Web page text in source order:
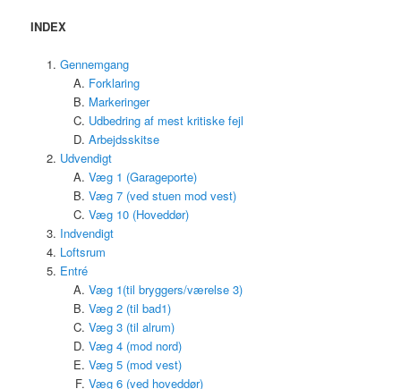
INDEX
Gennemgang
Forklaring
Markeringer
Udbedring af mest kritiske fejl
Arbejdsskitse
Udvendigt
Væg 1 (Garageporte)
Væg 7 (ved stuen mod vest)
Væg 10 (Hoveddør)
Indvendigt
Loftsrum
Entré
Væg 1(til bryggers/værelse 3)
Væg 2 (til bad1)
Væg 3 (til alrum)
Væg 4 (mod nord)
Væg 5 (mod vest)
Væg 6 (ved hoveddør)